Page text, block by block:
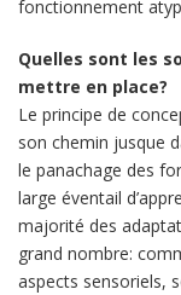
fonctionnement
Quelles sont les
mettre en place?
Le principe de
son chemin jusque
le panachage des
large éventail
majorité des
grand nombre:
aspects sensoriels,